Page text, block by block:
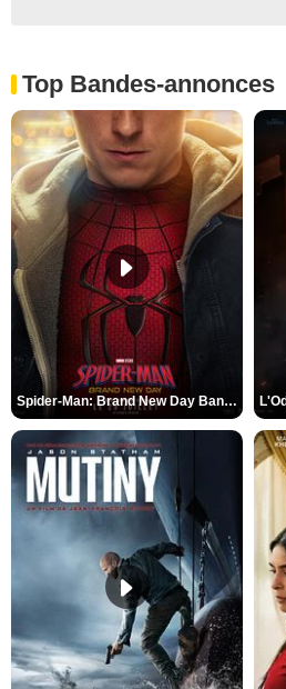
Top Bandes-annonces
Spider-Man: Brand New Day Bande-annonce VO STFR